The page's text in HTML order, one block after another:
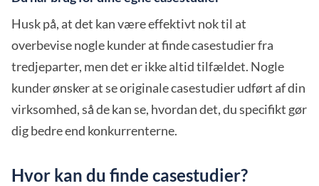
Husk på, at det kan være effektivt nok til at
overbevise nogle kunder at finde casestudier fra
tredjeparter, men det er ikke altid tilfældet. Nogle
kunder ønsker at se originale casestudier udført af din
virksomhed, så de kan se, hvordan det, du specifikt gør
dig bedre end konkurrenterne.
Hvor kan du finde casestudier?